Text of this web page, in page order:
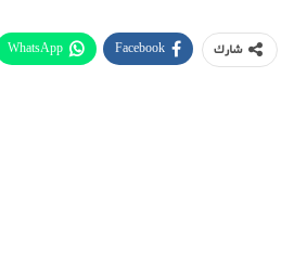
شارك Facebook
WhatsApp